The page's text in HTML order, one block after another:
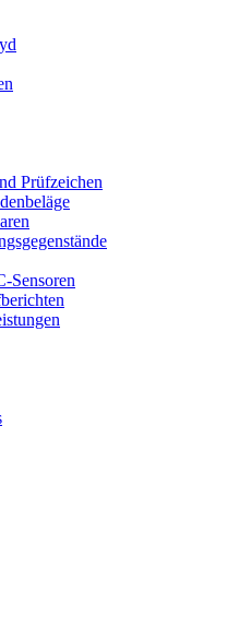
Prüfzeichen
Sensoren